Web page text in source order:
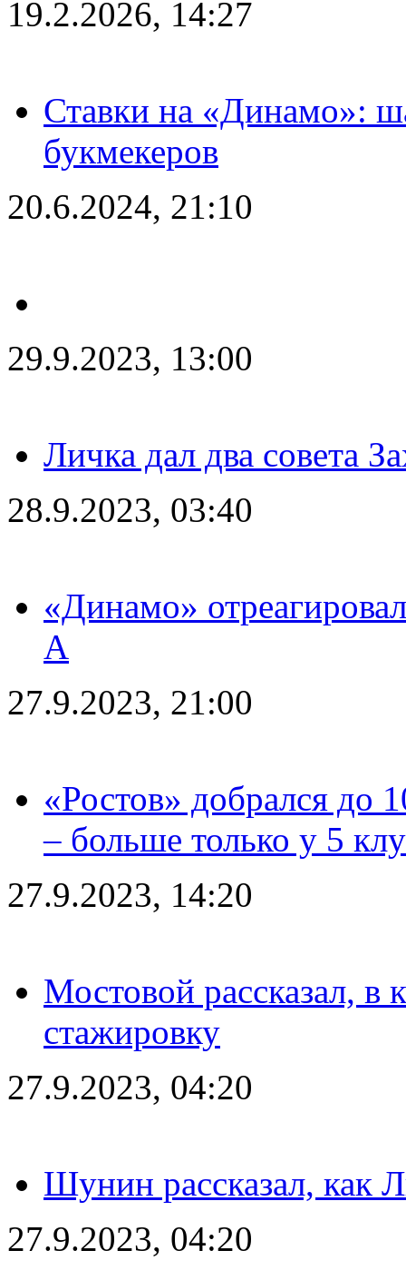
19.2.2026, 14:27
Ставки на «Динамо»:
букмекеров
20.6.2024, 21:10
29.9.2023, 13:00
Личка дал два совета
28.9.2023, 03:40
«Динамо»
А
27.9.2023, 21:00
«Ростов» добрался до
– больше только у 5
27.9.2023, 14:20
Мостовой рассказал, в
стажировку
27.9.2023, 04:20
Шунин рассказал, как
27.9.2023, 04:20